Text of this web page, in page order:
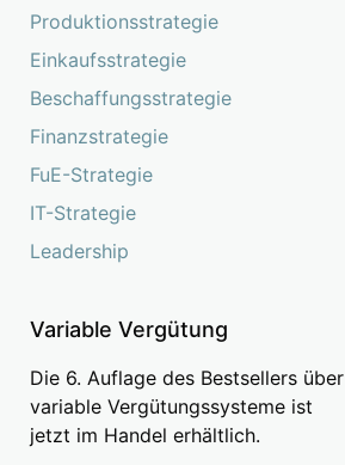
Produktionsstrategie
Einkaufsstrategie
Beschaffungsstrategie
Finanzstrategie
FuE-Strategie
IT-Strategie
Leadership
Variable Vergütung
Die 6. Auflage des Bestsellers über
variable Vergütungssysteme ist
jetzt im Handel erhältlich.